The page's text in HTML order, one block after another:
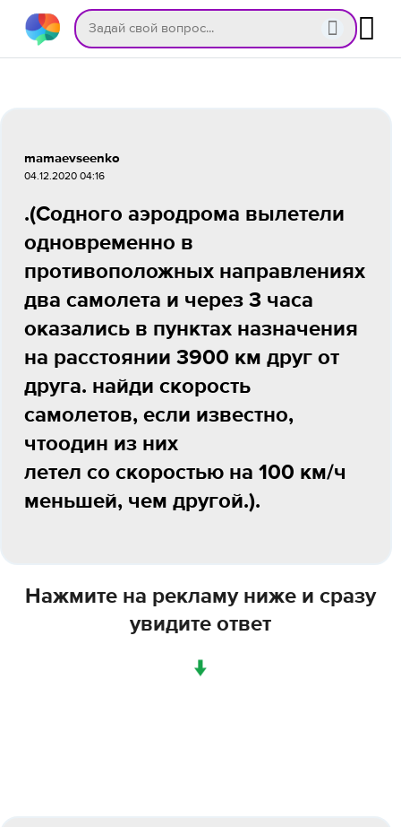
mamaevseenko
04.12.2020 04:16
.(Содного аэродрома вылетели
одновременно в
противоположных направлениях
два самолета и через 3 часа
оказались в пунктах назначения
на расстоянии 3900 км друг от
друга. найди скорость
самолетов, если известно,
чтоодин из них
летел со скоростью на 100 км/ч
меньшей, чем другой.).
Нажмите на рекламу ниже и сразу
увидите ответ
↓